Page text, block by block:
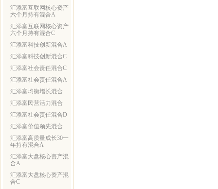
汇添富互联网核心资产
六个月持有混合A
汇添富互联网核心资产
六个月持有混合C
汇添富科技创新混合A
汇添富科技创新混合C
汇添富社会责任混合C
汇添富社会责任混合A
汇添富均衡增长混合
汇添富民营活力混合
汇添富社会责任混合D
汇添富价值领先混合
汇添富高质量成长30一
年持有混合A
汇添富大盘核心资产混
合A
汇添富大盘核心资产混
合C